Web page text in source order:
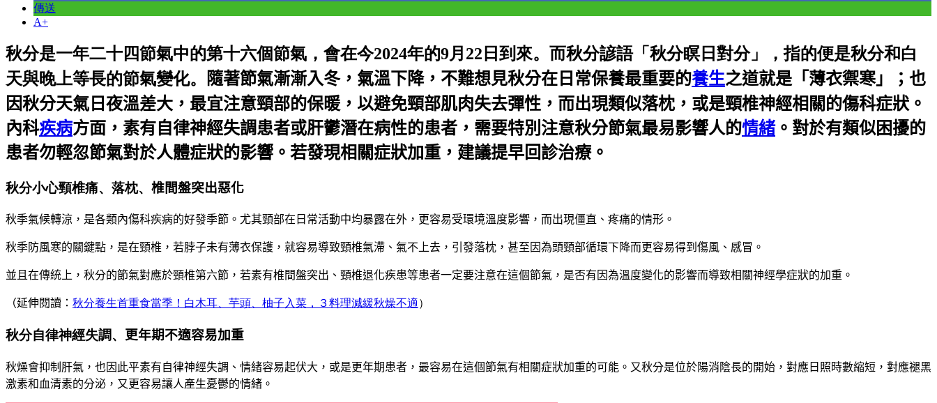
傳送
A+
秋分是一年二十四節氣中的第十六個節氣，會在今2024年的9月22日到來。而秋分諺語「秋分瞑日對分」，指的便是秋分和白
天與晚上等長的節氣變化。
隨著節氣漸漸入冬，氣溫下降，不難想見秋分在日常保養最重要的養生之道就是「薄衣禦寒」；也
因秋分天氣日夜溫差大，最宜注意頸部的保暖，以避免頸部肌肉失去彈性，而出現類似落枕，或是頸椎神經相關的傷科症狀。
內科疾病方面，素有自律神經失調患者或肝鬱潛在病性的患者，需要特別注意秋分節氣最易影響人的情緒。對於有類似困擾的
患者勿輕忽節氣對於人體症狀的影響。若發現相關症狀加重，建議提早回診治療。
秋分小心頸椎痛、落枕、 椎間盤突出惡化
秋季氣候轉涼，是各類內傷科疾病的好發季節。尤其頸部在日常活動中均暴露在外，更容易受環境溫度影響，而出現僵直、疼痛的情形。
秋季防風寒的關鍵點，是在頸椎，若脖子未有薄衣保護，就容易導致頸椎氣滯、氣不上去，引發落枕，甚至因為頭頸部循環下降而更容易得到傷風、感冒。
並且在傳統上，秋分的節氣對應於頸椎第六節，若素有椎間盤突出、頸椎退化疾患等患者一定要注意在這個節氣，是否有因為溫度變化的影響而導致相關神經學症狀的加重。
（延伸閱讀： 秋分養生首重食當季！白木耳、芋頭、柚子入菜，３料理減緩秋燥不適）
秋分自律神經失調、 更年期不適容易加重
秋燥會抑制肝氣，也因此平素有自律神經失調、情緒容易起伏大，或是更年期患者，最容易在這個節氣有相關症狀加重的可能。又秋分是位於陽消陰長的開始，對應日照時數縮短，對應褪黑
激素和血清素的分泌，又更容易讓人產生憂鬱的情緒。